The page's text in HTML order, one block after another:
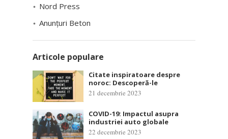
Nord Press
Anunțuri Beton
Articole populare
Citate inspiratoare despre
noroc: Descoperă-le
21 decembrie 2023
COVID-19: Impactul asupra
industriei auto globale
22 decembrie 2023